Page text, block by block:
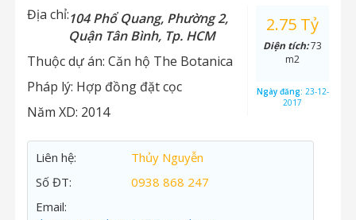
Địa chỉ:104 Phổ Quang, Phường 2,
Quận Tân Bình, Tp. HCM
Thuộc dự án: Căn hộ The Botanica
Pháp lý: Hợp đồng đặt cọc
Năm XD: 2014
2.75 Tỷ
Diện tích:73
m2
Ngày đăng: 23-12-
2017
Liên hệ:
Thủy Nguyễn
Số ĐT:
0938 868 247
Email: